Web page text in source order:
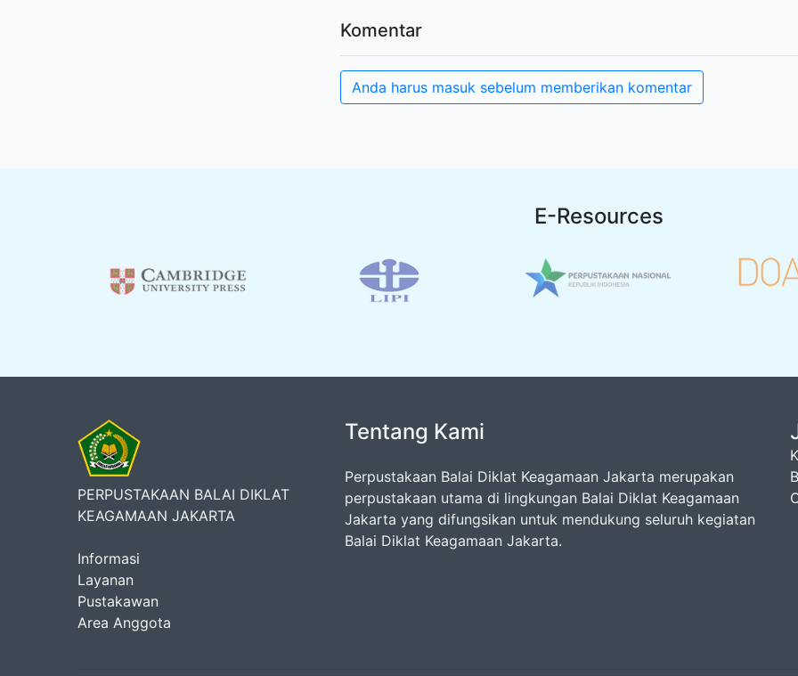
Komentar
Anda harus masuk sebelum memberikan komentar
E-Resources
PERPUSTAKAAN BALAI DIKLAT
KEAGAMAAN JAKARTA
Informasi
Layanan
Pustakawan
Area Anggota
Tentang Kami
Perpustakaan Balai Diklat Keagamaan Jakarta merupakan
perpustakaan utama di lingkungan Balai Diklat Keagamaan
Jakarta yang difungsikan untuk mendukung seluruh kegiatan
Balai Diklat Keagamaan Jakarta.